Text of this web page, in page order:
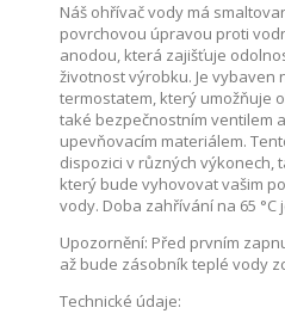
Náš ohřívač vody má
povrchovou úpravou proti
anodou, která zajišťuje
životnost výrobku. Je vybaven
termostatem, který umožňuje
také bezpečnostním ventilem
upevňovacím materiálem.
dispozici v různých výkonech,
který bude vyhovovat vašim
vody. Doba zahřívání na 65 °C
Upozornění: Před prvním
až bude zásobník teplé vody
Technické údaje: